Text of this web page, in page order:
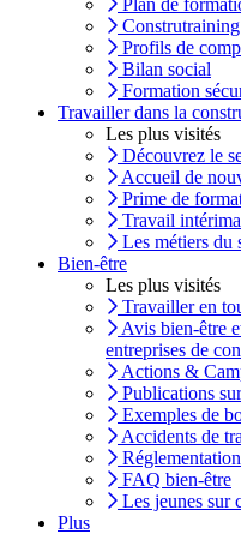
Construtraining
Profils de
Bilan social
Formation
Travailler dans la
Les plus visités
Découvrez le
Accueil de
Prime de
Travail
Les métiers du
Bien-être
Les plus visités
Travailler en
Avis bien-être
entreprises de
Actions &
Publications
Exemples de
Accidents de
Réglementation
FAQ bien-être
Les jeunes sur
Plus